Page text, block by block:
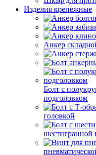
Изделия крепежные
Анкер
Болт с
подголовком
головкой
шестигранной